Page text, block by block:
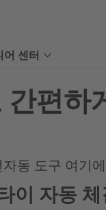
어 센터
편하
동 도구 여기
이 자동 체